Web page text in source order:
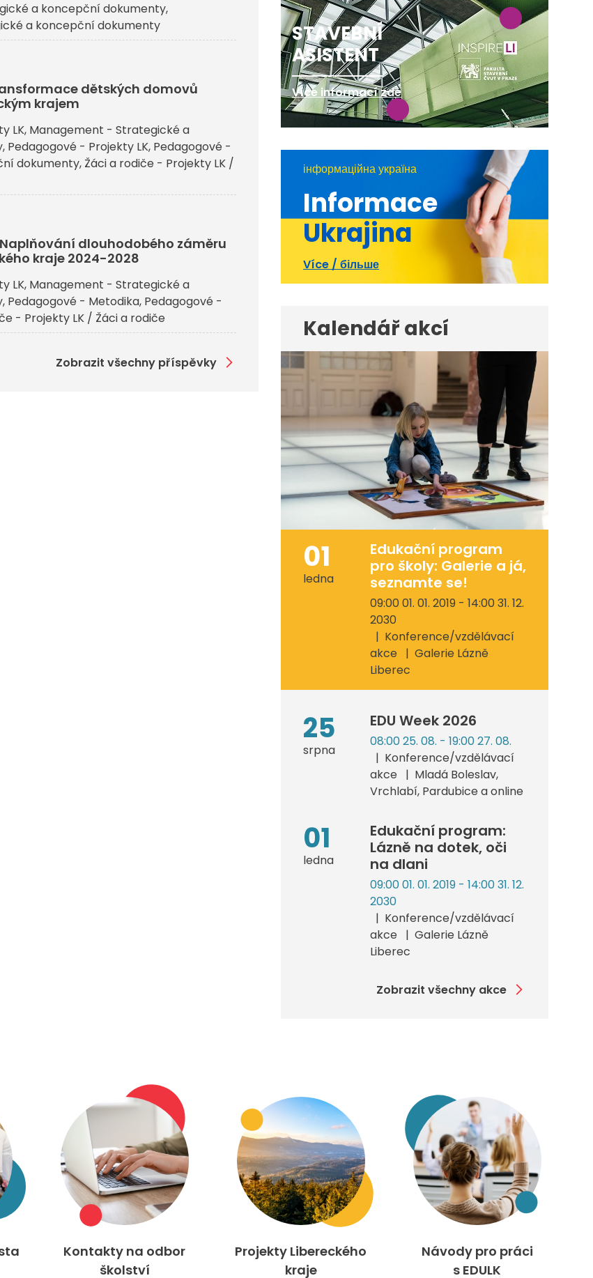
a koncepční dokumenty
a koncepční dokumenty
dětských domovů
krajem
LK Management - Strategické a
Pedagogové - Projekty LK Pedagogové -
dokumenty Žáci a rodiče - Projekty LK /
dlouhodobého záměru
kraje 2024-2028
LK Management - Strategické a
Pedagogové - Metodika Pedagogové -
- Projekty LK / Žáci a rodiče
Zobrazit všechny příspěvky
STAVEBNÍ
ASISTENT
Více informací zde
інформаційна україна
Informace
Ukrajina
Více / більше
Kalendář akcí
01
ledna
Edukační program
pro školy: Galerie a já,
seznamte se!
09:00 01. 01. 2019 - 14:00 31. 12.
2030
Konference/vzdělávací
akce
Galerie Lázně
Liberec
25
srpna
EDU Week 2026
08:00 25. 08. - 19:00 27. 08.
Konference/vzdělávací
akce
Mladá Boleslav,
Vrchlabí, Pardubice a online
01
ledna
Edukační program:
Lázně na dotek, oči
na dlani
09:00 01. 01. 2019 - 14:00 31. 12.
2030
Konference/vzdělávací
akce
Galerie Lázně
Liberec
Zobrazit všechny akce
Kontakty na odbor
školství
Projekty Libereckého
kraje
Návody pro práci
s EDULK